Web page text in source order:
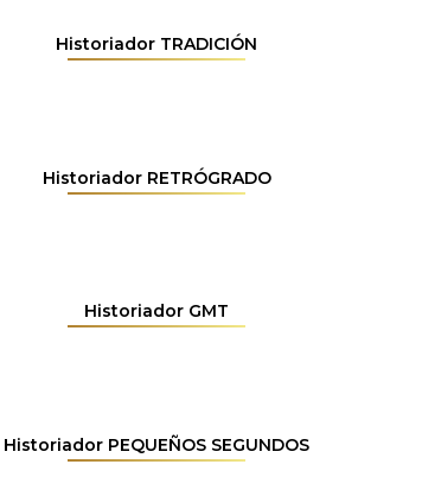
Historiador TRADICIÓN
Historiador RETRÓGRADO
Historiador GMT
Historiador PEQUEÑOS SEGUNDOS